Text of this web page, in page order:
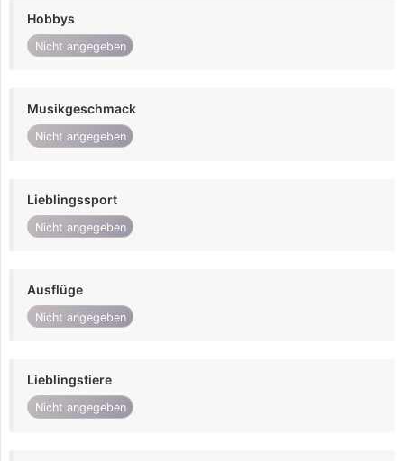
Hobbys
Nicht angegeben
Musikgeschmack
Nicht angegeben
Lieblingssport
Nicht angegeben
Ausflüge
Nicht angegeben
Lieblingstiere
Nicht angegeben